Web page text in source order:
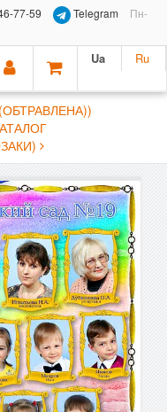
77-59 Telegram
Пн-
Ua Ru